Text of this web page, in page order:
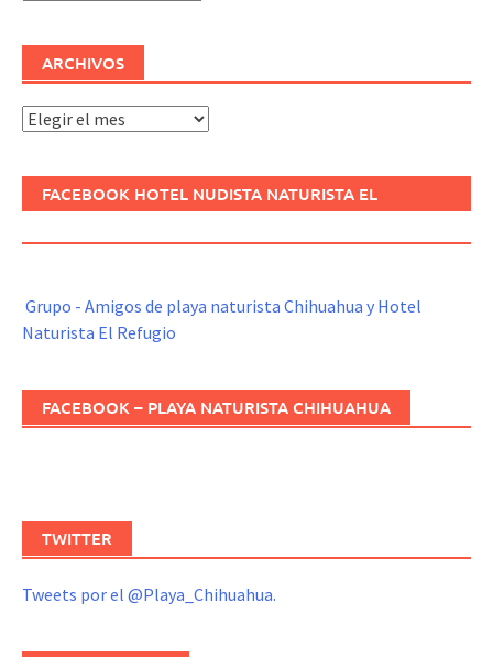
ARCHIVOS
Archivos
FACEBOOK HOTEL NUDISTA NATURISTA EL
Grupo - Amigos de playa naturista Chihuahua y Hotel
Naturista El Refugio
FACEBOOK – PLAYA NATURISTA CHIHUAHUA
TWITTER
Tweets por el @Playa_Chihuahua.